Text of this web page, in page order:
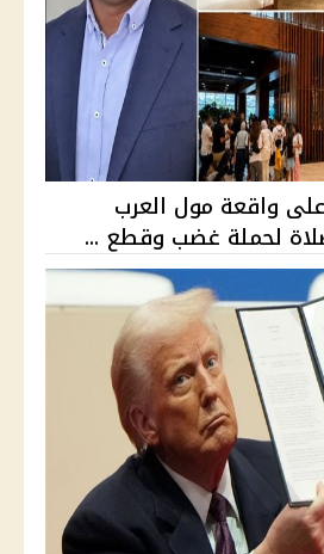
واقعة مول العرب
لحملة غضب وقطع ...